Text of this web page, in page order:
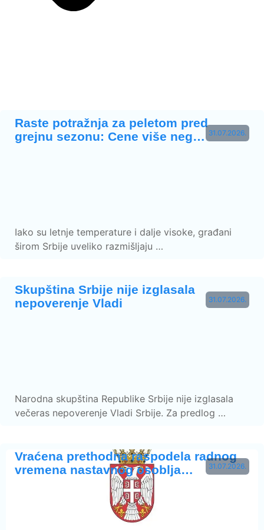
31.07.2026.
Raste potražnja za peletom pred
grejnu sezonu: Cene više neg…
Iako su letnje temperature i dalje visoke, građani
širom Srbije uveliko razmišljaju …
31.07.2026.
Skupština Srbije nije izglasala
nepoverenje Vladi
Narodna skupština Republike Srbije nije izglasala
večeras nepoverenje Vladi Srbije. Za predlog …
31.07.2026.
Vraćena prethodna raspodela radnog
vremena nastavnog osoblja…